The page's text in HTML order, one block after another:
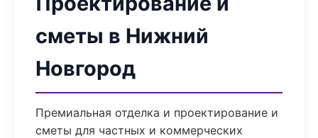
сметы в Нижний
Новгород
Премиальная отделка и проектирование и
сметы для частных и коммерческих